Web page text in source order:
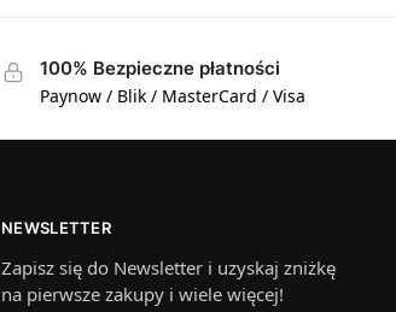
100% Bezpieczne płatności
Paynow / Blik / MasterCard / Visa
NEWSLETTER
Zapisz się do Newsletter i uzyskaj zniżkę
na pierwsze zakupy i wiele więcej!